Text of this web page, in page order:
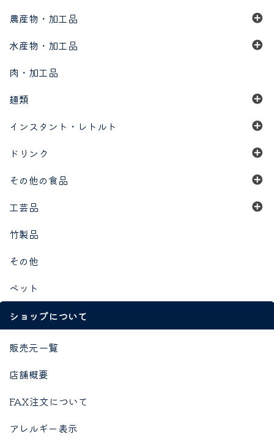
農産物・加工品
水産物・加工品
肉・加工品
麺類
インスタント・レトルト
ドリンク
その他の食品
工芸品
竹製品
その他
ペット
ショップについて
販売元一覧
店舗概要
FAX注文について
アレルギー表示